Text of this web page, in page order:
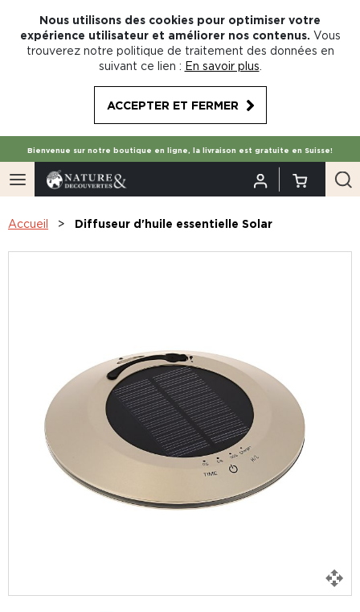
Nous utilisons des cookies pour optimiser votre
expérience utilisateur et améliorer nos contenus. Vous
trouverez notre politique de traitement des données en
suivant ce lien : En savoir plus
ACCEPTER ET FERMER
Bienvenue sur notre boutique en ligne, la livraison est gratuite en Suisse!
Accueil Diffuseur d'huile essentielle Solar